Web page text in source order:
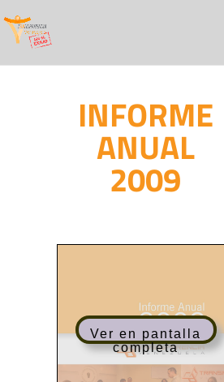
INFORME
ANUAL
2009
Ver en pantalla
completa